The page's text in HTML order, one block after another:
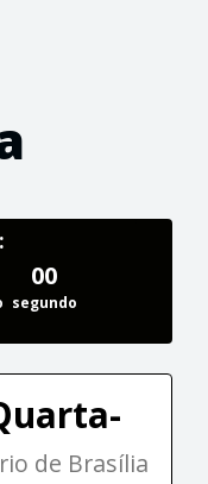
00
segundo
de Brasília